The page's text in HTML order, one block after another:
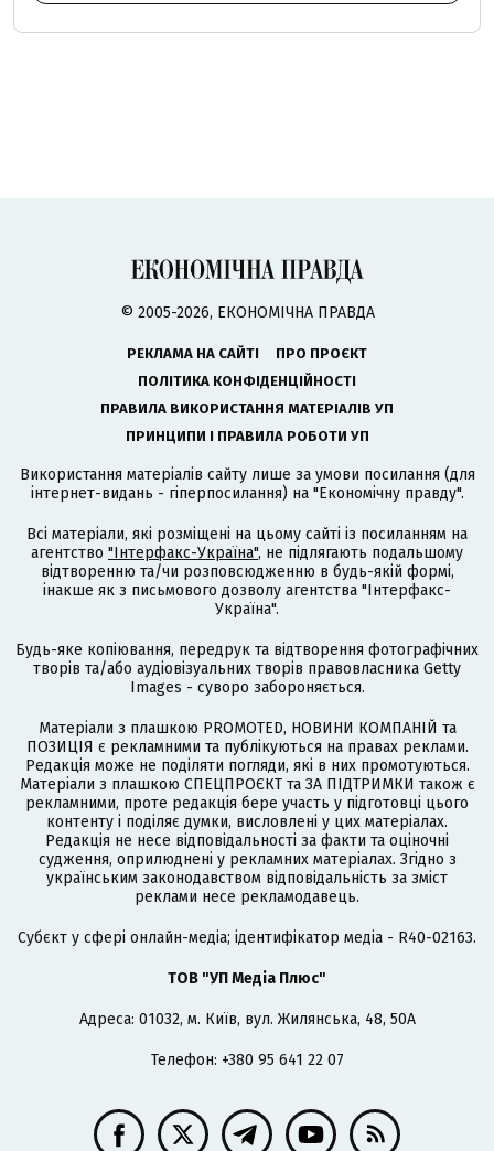
© 2005-2026, ЕКОНОМІЧНА ПРАВДА
РЕКЛАМА НА САЙТІ
ПРО ПРОЄКТ
ПОЛІТИКА КОНФІДЕНЦІЙНОСТІ
ПРАВИЛА ВИКОРИСТАННЯ МАТЕРІАЛІВ УП
ПРИНЦИПИ І ПРАВИЛА РОБОТИ УП
Використання матеріалів сайту лише за умови посилання (для
інтернет-видань - гіперпосилання) на "Економічну правду".
Всі матеріали, які розміщені на цьому сайті із посиланням на
агентство "Інтерфакс-Україна", не підлягають подальшому
відтворенню та/чи розповсюдженню в будь-якій формі,
інакше як з письмового дозволу агентства "Інтерфакс-
Україна".
Будь-яке копіювання, передрук та відтворення фотографічних
творів та/або аудіовізуальних творів правовласника Getty
Images - суворо забороняється.
Матеріали з плашкою PROMOTED, НОВИНИ КОМПАНІЙ та
ПОЗИЦІЯ є рекламними та публікуються на правах реклами.
Редакція може не поділяти погляди, які в них промотуються.
Матеріали з плашкою СПЕЦПРОЄКТ та ЗА ПІДТРИМКИ також є
рекламними, проте редакція бере участь у підготовці цього
контенту і поділяє думки, висловлені у цих матеріалах.
Редакція не несе відповідальності за факти та оціночні
судження, оприлюднені у рекламних матеріалах. Згідно з
українським законодавством відповідальність за зміст
реклами несе рекламодавець.
Cубєкт у сфері онлайн-медіа; ідентифікатор медіа - R40-02163.
ТОВ "УП Медіа Плюс"
Адреса: 01032, м. Київ, вул. Жилянська, 48, 50А
Телефон: +380 95 641 22 07